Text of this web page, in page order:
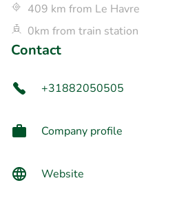
409 km from Le Havre
0km from train station
Contact
+31882050505
Company profile
Website